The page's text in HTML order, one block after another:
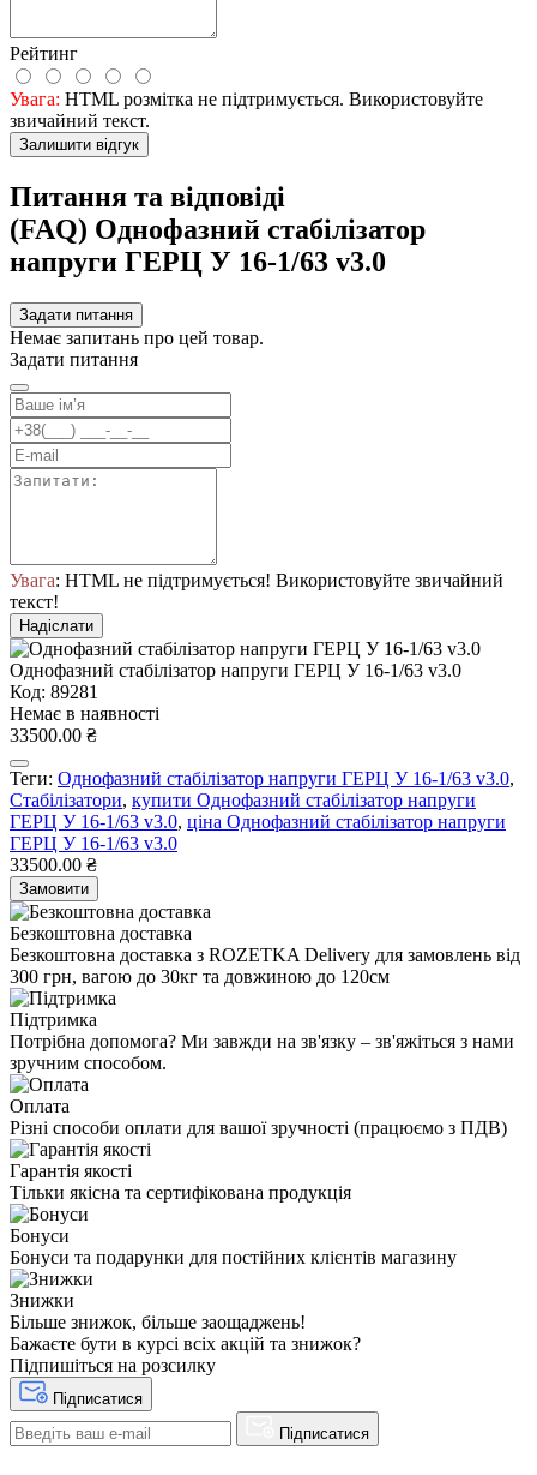
Рейтинг
Увага: HTML розмітка не підтримується. Використовуйте
звичайний текст.
Залишити відгук
Питання та відповіді
(FAQ) Однофазний стабілізатор
напруги ГЕРЦ У 16-1/63 v3.0
Задати питання
Немає запитань про цей товар.
Задати питання
Увага: HTML не підтримується! Використовуйте звичайний
текст!
Надіслати
Однофазний стабілізатор напруги ГЕРЦ У 16-1/63 v3.0
Код: 89281
Немає в наявності
33500.00 ₴
Теги: Однофазний стабілізатор напруги ГЕРЦ У 16-1/63 v3.0,
Стабілізатори, купити Однофазний стабілізатор напруги
ГЕРЦ У 16-1/63 v3.0, ціна Однофазний стабілізатор напруги
ГЕРЦ У 16-1/63 v3.0
33500.00 ₴
Замовити
Безкоштовна доставка
Безкоштовна доставка з ROZETKA Delivery для замовлень від
300 грн, вагою до 30кг та довжиною до 120см
Підтримка
Потрібна допомога? Ми завжди на зв'язку – зв'яжіться з нами
зручним способом.
Оплата
Різні способи оплати для вашої зручності (працюємо з ПДВ)
Гарантія якості
Тільки якісна та сертифікована продукція
Бонуси
Бонуси та подарунки для постійних клієнтів магазину
Знижки
Більше знижок, більше заощаджень!
Бажаєте бути в курсі всіх акцій та знижок?
Підпишіться на розсилку
Підписатися
Підписатися